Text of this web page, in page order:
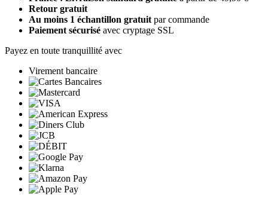
Retour gratuit
Au moins 1 échantillon gratuit par commande
Paiement sécurisé avec cryptage SSL
Payez en toute tranquillité avec
Virement bancaire